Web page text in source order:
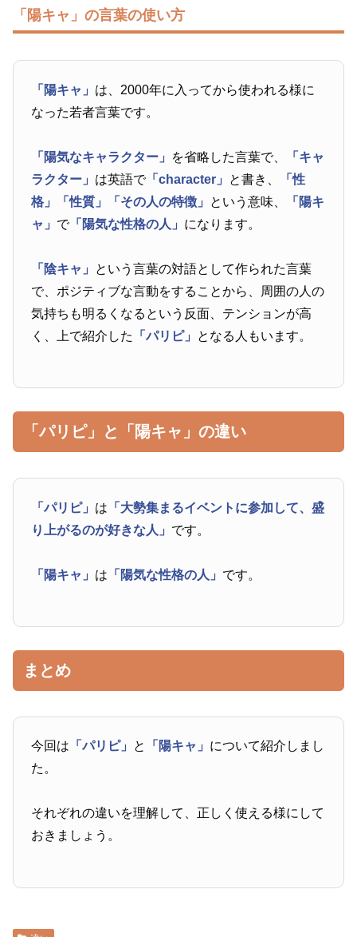
「陽キャ」の言葉の使い方
「陽キャ」 は、2000年に入ってから使われる様に
なった若者言葉です。
「陽気なキャラクター」 を省略した言葉で、
「キャ
ラクター」 は英語で「character」 と書き、
「性
格」
「性質」 「その人の特徴」 という意味、
「陽キ
ャ」 で「陽気な性格の人」 になります。
「陰キャ」 という言葉の対語として作られた言葉
で、ポジティブな言動をすることから、周囲の人の
気持ちも明るくなるという反面、テンションが高
く、上で紹介した
「パリピ」 となる人もいます。
「パリピ」と「陽キャ」の違い
「パリピ」 は 「大勢集まるイベントに参加して、盛
り上がるのが好きな人」 です。
「陽キャ」 は 「陽気な性格の人」 です。
まとめ
今回は 「パリピ」 と 「陽キャ」 について紹介しまし
た。
それぞれの違いを理解して、正しく使える様にして
おきましょう。